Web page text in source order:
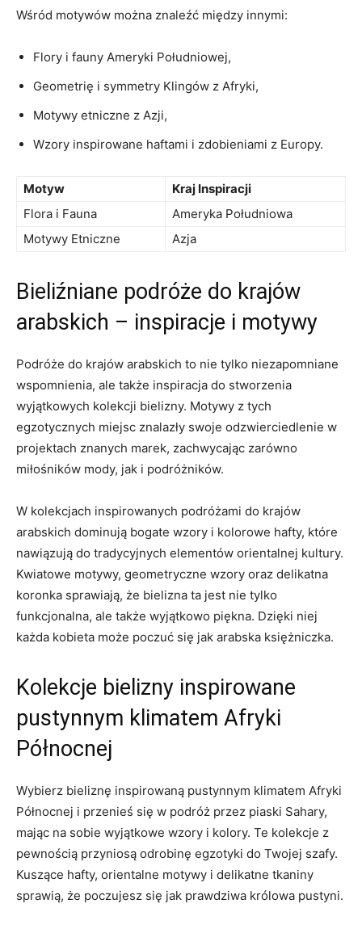
Wśród motywów można znaleźć⁤ między innymi:
Flory‍ i fauny Ameryki Południowej,
Geometrię i⁣ symmetry Klingów z Afryki,
Motywy etniczne z Azji,
Wzory inspirowane haftami ​i​ zdobieniami ‌z Europy.
Motyw
Kraj Inspiracji
Flora i ⁢Fauna
Ameryka Południowa
Motywy ‌Etniczne
Azja
Bieliźniane podróże ⁤do ‍krajów
arabskich‌ – inspiracje i motywy
Podróże⁤ do krajów arabskich to nie tylko niezapomniane
wspomnienia, ale ⁣także inspiracja do stworzenia⁢
wyjątkowych kolekcji bielizny. Motywy ‌z tych
egzotycznych miejsc⁤ znalazły swoje odzwierciedlenie w
projektach znanych marek, zachwycając ‌zarówno
miłośników mody, jak i podróżników.
W kolekcjach inspirowanych podróżami do krajów
arabskich dominują bogate wzory i kolorowe ⁤hafty, które
‌nawiązują do tradycyjnych elementów⁤ orientalnej kultury.
Kwiatowe motywy, geometryczne wzory oraz ‍delikatna
koronka‌ sprawiają, że bielizna ⁤ta⁣ jest nie tylko
funkcjonalna, ale​ także wyjątkowo piękna. Dzięki niej
‍każda‌ kobieta ⁣może poczuć‌ się​ jak arabska księżniczka.
Kolekcje‍ bielizny inspirowane
pustynnym klimatem‍ Afryki
Północnej
Wybierz⁢ bieliznę inspirowaną ⁤pustynnym klimatem Afryki
Północnej i ‌przenieś się w podróż przez ‍piaski Sahary,
mając na sobie wyjątkowe ​wzory i kolory. Te kolekcje z
⁢pewnością⁣ przyniosą⁢ odrobinę egzotyki ⁤do Twojej⁣ szafy.
Kuszące hafty, orientalne motywy⁣ i ​delikatne tkaniny
⁤sprawią, że poczujesz⁣ się jak‌ prawdziwa królowa​ pustyni.